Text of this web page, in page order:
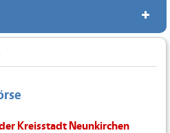
Kreisstadt Neunkirchen